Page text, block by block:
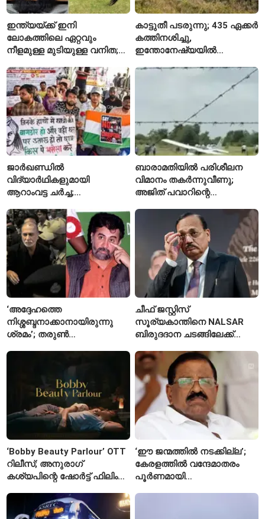
ഇന്ത്യയ്ക്ക് ഇനി
ലോകത്തിലെ ഏറ്റവും
നീളമുള്ള മുടിയുള്ള വനിത;
കാട്ടുതീ പടരുന്നു; 435 ഏക്കർ
കത്തിനശിച്ചു,
ഇന്തോനേഷ്യയിൽ
ജാർഖണ്ഡിൽ
വിദ്യാർഥികളുമായി
ആറാംവട്ട ചർച്ച;
ദിവസത്തിലേക്ക്
ബാരാമതിയിൽ പരിശീലന
വിമാനം തകർന്നുവീണു;
അജിത് പവാറിന്റെ
രണ്ടാമത്തെ സംഭവം
‘അദ്ദേഹത്തെ
നിശ്ശബ്ദനാക്കാനായിരുന്നു
ശ്രമം’; തരുണ്‍
കാരണമെന്ന് മകൾ
ചീഫ് ജസ്റ്റിസ്
സൂര്യകാന്തിനെ NALSAR
ബിരുദദാന ചടങ്ങിലേക്ക്
വിദ്യാർഥികളുടെ എതിർപ്പ്
‘Bobby Beauty Parlour’ OTT
റിലീസ്; അനുരാഗ്
കശ്യപിന്റെ ഷോർട്ട് ഫിലിം
‘ഈ ജന്മത്തിൽ നടക്കില്ല’;
കേരളത്തിൽ വന്ദേമാതരം
പൂർണമായി